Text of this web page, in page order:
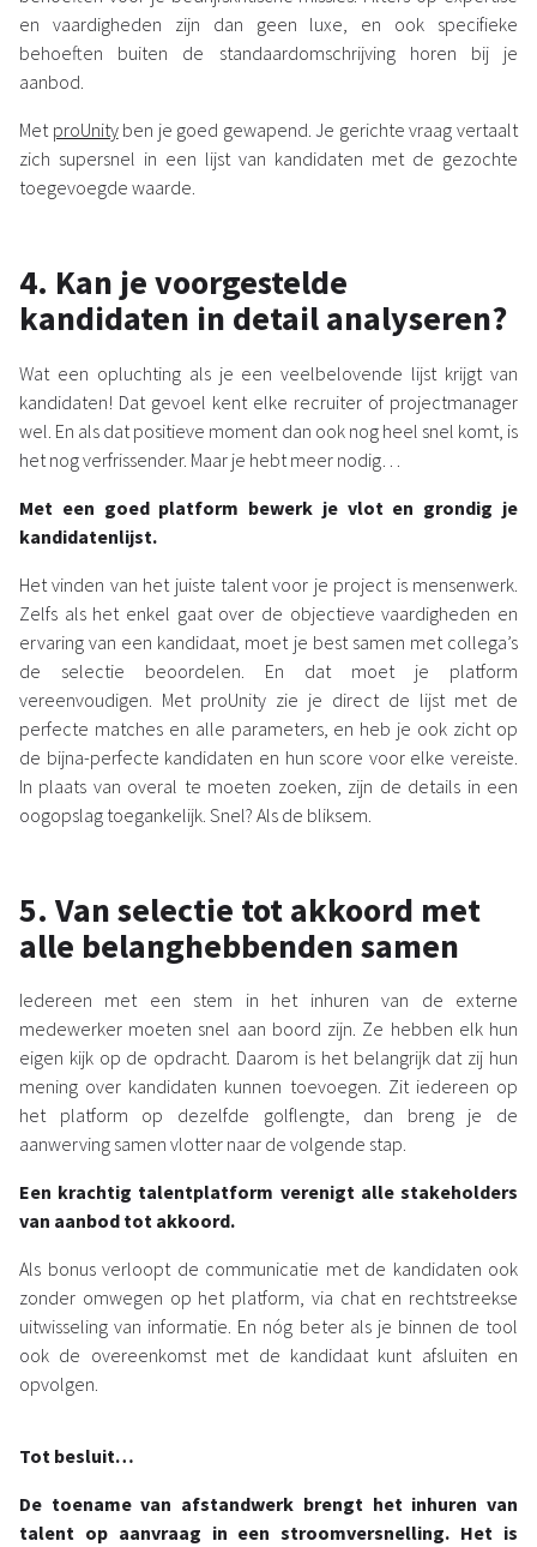
en vaardigheden zijn dan geen luxe, en ook specifieke
behoeften buiten de standaardomschrijving horen bij je
aanbod.
Met proUnityben je goed gewapend. Je gerichte vraag vertaalt
zich supersnel in een lijst van kandidaten met de gezochte
toegevoegde waarde.
4. Kan je voorgestelde
kandidaten in detail analyseren?
Wat een opluchting als je een veelbelovende lijst krijgt van
kandidaten! Dat gevoel kent elke recruiter of projectmanager
wel. En als dat positieve moment dan ook nog heel snel komt, is
het nog verfrissender. Maar je hebt meer nodig…
Met een goed platform bewerk je vlot en grondig je
kandidatenlijst.
Het vinden van het juiste talent voor je project is mensenwerk.
Zelfs als het enkel gaat over de objectieve vaardigheden en
ervaring van een kandidaat, moet je best samen met collega’s
de selectie beoordelen. En dat moet je platform
vereenvoudigen. Met proUnity zie je direct de lijst met de
perfecte matches en alle parameters, en heb je ook zicht op
de bijna-perfecte kandidaten en hun score voor elke vereiste.
In plaats van overal te moeten zoeken, zijn de details in een
oogopslag toegankelijk. Snel? Als de bliksem.
5. Van selectie tot akkoord met
alle belanghebbenden samen
Iedereen met een stem in het inhuren van de externe
medewerker moeten snel aan boord zijn. Ze hebben elk hun
eigen kijk op de opdracht. Daarom is het belangrijk dat zij hun
mening over kandidaten kunnen toevoegen. Zit iedereen op
het platform op dezelfde golflengte, dan breng je de
aanwerving samen vlotter naar de volgende stap.
Een krachtig talentplatform verenigt alle stakeholders
van aanbod tot akkoord.
Als bonus verloopt de communicatie met de kandidaten ook
zonder omwegen op het platform, via chat en rechtstreekse
uitwisseling van informatie. En nóg beter als je binnen de tool
ook de overeenkomst met de kandidaat kunt afsluiten en
opvolgen.
Tot besluit…
De toename van afstandwerk brengt het inhuren van
talent op aanvraag in een stroomversnelling. Het is